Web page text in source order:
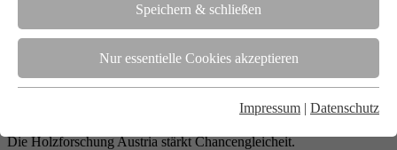
Speichern & schließen
Nur essentielle Cookies akzeptieren
Impressum | Datenschutz
Team
Unsere gesamte Kompetenz ist in unseren Mitarbeiter:innen
gebündelt
Die Holzforschung Austria stärkt Chancengleicheit.